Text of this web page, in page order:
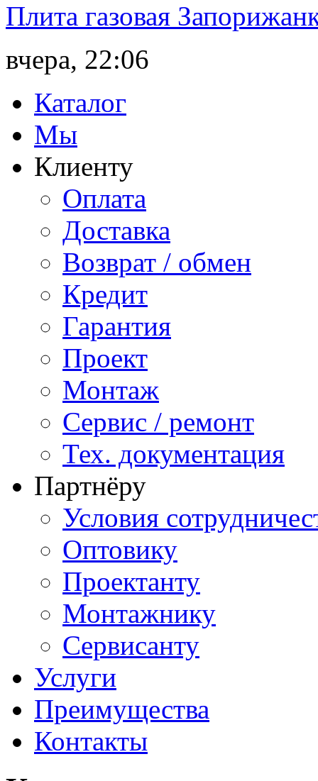
Плита газовая
вчера, 22:06
Каталог
Мы
Клиенту
Оплата
Доставка
Возврат / обмен
Кредит
Гарантия
Проект
Монтаж
Сервис / ремонт
Тех. документация
Партнёру
Условия
Оптовику
Проектанту
Монтажнику
Сервисанту
Услуги
Преимущества
Контакты